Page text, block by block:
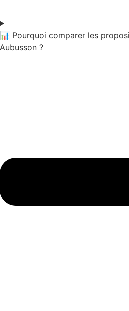
📊 Pourquoi comparer les
Aubusson ?